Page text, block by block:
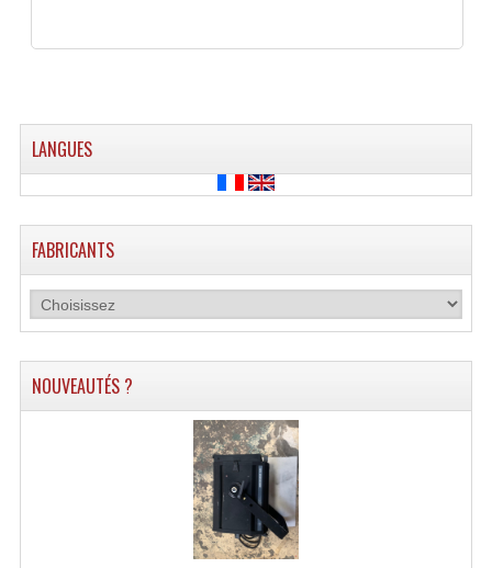
Packs Sono
Enceintes Amplifiées Actives
Enceinte Nomade Bluetooth
Enceintes (Ecoutes De Studio)
Enceintes Autonomes Portables Amplifiées
LANGUES
FABRICANTS
NOUVEAUTÉS ?